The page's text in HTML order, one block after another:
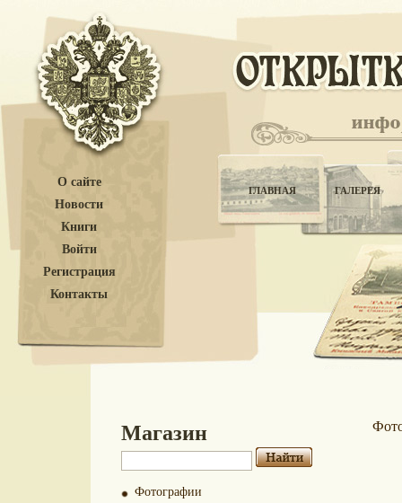
О сайте
Новости
Книги
Войти
Регистрация
Контакты
ГЛАВНАЯ ГАЛЕРЕЯ
Магазин
Фотографии